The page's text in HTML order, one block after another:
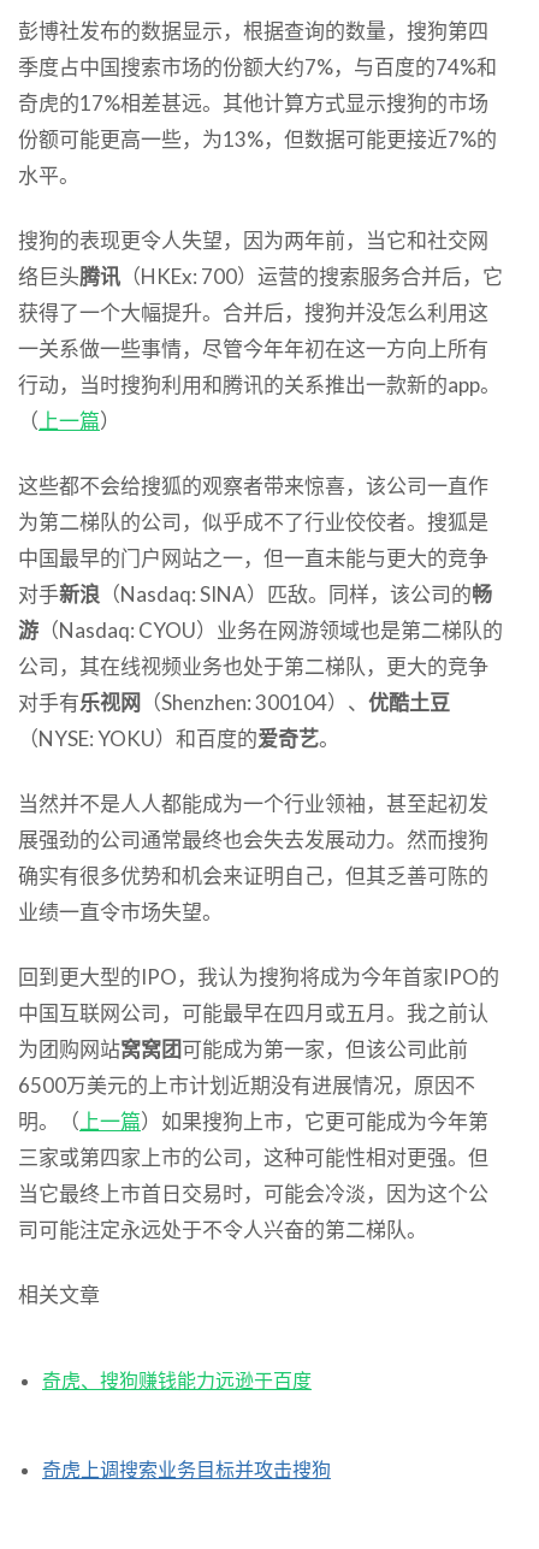
彭博社发布的数据显示，根据查询的数量，搜狗第四
季度占中国搜索市场的份额大约7%，与百度的74%和
奇虎的17%相差甚远。其他计算方式显示搜狗的市场
份额可能更高一些，为13%，但数据可能更接近7%的
水平。
搜狗的表现更令人失望，因为两年前，当它和社交网
络巨头腾讯 （HKEx: 700）运营的搜索服务合并后，它
获得了一个大幅提升。合并后，搜狗并没怎么利用这
一关系做一些事情，尽管今年年初在这一方向上所有
行动，当时搜狗利用和腾讯的关系推出一款新的app。
（ 上一篇）
这些都不会给搜狐的观察者带来惊喜，该公司一直作
为第二梯队的公司，似乎成不了行业佼佼者。搜狐是
中国最早的门户网站之一，但一直未能与更大的竞争
对手新浪 （Nasdaq: SINA）匹敌。同样，该公司的畅
游 （Nasdaq: CYOU）业务在网游领域也是第二梯队的
公司，其在线视频业务也处于第二梯队，更大的竞争
对手有乐视网 （Shenzhen: 300104）、 优酷土豆
（NYSE: YOKU）和百度的爱奇艺。
当然并不是人人都能成为一个行业领袖，甚至起初发
展强劲的公司通常最终也会失去发展动力。然而搜狗
确实有很多优势和机会来证明自己，但其乏善可陈的
业绩一直令市场失望。
回到更大型的IPO，我认为搜狗将成为今年首家IPO的
中国互联网公司，可能最早在四月或五月。我之前认
为团购网站窝窝团可能成为第一家，但该公司此前
6500万美元的上市计划近期没有进展情况，原因不
明。（ 上一篇）如果搜狗上市，它更可能成为今年第
三家或第四家上市的公司，这种可能性相对更强。但
当它最终上市首日交易时，可能会冷淡，因为这个公
司可能注定永远处于不令人兴奋的第二梯队。
相关文章
奇虎、搜狗赚钱能力远逊于百度
奇虎上调搜索业务目标并攻击搜狗